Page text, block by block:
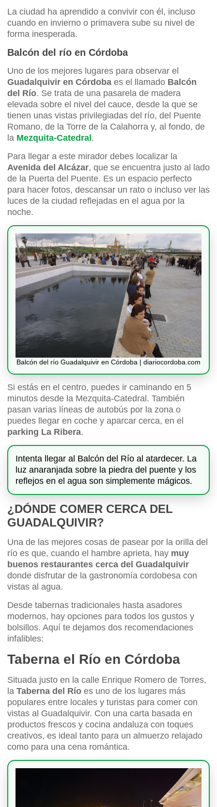
La ciudad ha aprendido a convivir con él, incluso
cuando en invierno o primavera sube su nivel de
forma inesperada.
Balcón del río en Córdoba
Uno de los mejores lugares para observar el
Guadalquivir en Córdoba es el llamado Balcón
del Río. Se trata de una pasarela de madera
elevada sobre el nivel del cauce, desde la que se
tienen unas vistas privilegiadas del río, del Puente
Romano, de la Torre de la Calahorra y, al fondo, de
la Mezquita-Catedral .
Para llegar a este mirador debes localizar la
Avenida del Alcázar, que se encuentra justo al lado
de la Puerta del Puente. Es un espacio perfecto
para hacer fotos, descansar un rato o incluso ver las
luces de la ciudad reflejadas en el agua por la
noche.
Balcón del río Guadalquivir en Córdoba | diariocordoba.com
Si estás en el centro, puedes ir caminando en 5
minutos desde la Mezquita-Catedral. También
pasan varias líneas de autobús por la zona o
puedes llegar en coche y aparcar cerca, en el
parking La Ribera.
Intenta llegar al Balcón del Río al atardecer. La
luz anaranjada sobre la piedra del puente y los
reflejos en el agua son simplemente mágicos.
¿DÓNDE COMER CERCA DEL
GUADALQUIVIR?
Una de las mejores cosas de pasear por la orilla del
río es que, cuando el hambre aprieta, hay muy
buenos restaurantes cerca del Guadalquivir
donde disfrutar de la gastronomía cordobesa con
vistas al agua.
Desde tabernas tradicionales hasta asadores
modernos, hay opciones para todos los gustos y
bolsillos. Aquí te dejamos dos recomendaciones
infalibles:
Taberna el Río en Córdoba
Situada justo en la calle Enrique Romero de Torres,
la Taberna del Río es uno de los lugares más
populares entre locales y turistas para comer con
vistas al Guadalquivir. Con una carta basada en
productos frescos y cocina andaluza con toques
creativos, es ideal tanto para un almuerzo relajado
como para una cena romántica.